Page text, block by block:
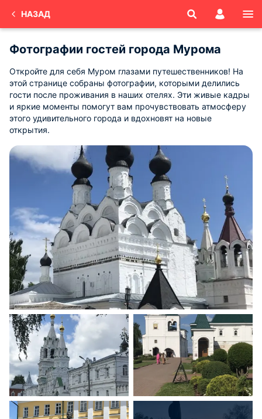
НАЗАД
Фотографии гостей города Мурома
Откройте для себя Муром глазами путешественников! На
этой странице собраны фотографии, которыми делились
гости после проживания в наших отелях. Эти живые кадры
и яркие моменты помогут вам прочувствовать атмосферу
этого удивительного города и вдохновят на новые
открытия.